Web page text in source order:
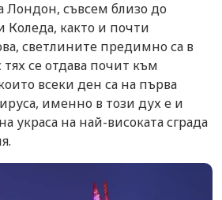
Лондон, съвсем близо до
както и почти
светлините предимно са в
тях се отдава почит към
всеки ден са на първа
именно в този дух е и
украса на най-високата сграда